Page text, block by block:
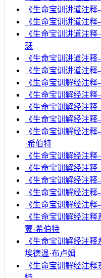
《生命宝训讲道注
《生命宝训讲道注
《生命宝训讲道注
瑟
《生命宝训讲道注
《生命宝训讲道注
《生命宝训解经注
《生命宝训解经注
《生命宝训解经注
《生命宝训解经注
《生命宝训解经注
·希伯特
《生命宝训解经注
《生命宝训解经注
《生命宝训解经注
《生命宝训解经注
《生命宝训解经注
《生命宝训解经注
蒙·希伯特
《生命宝训解经注
埃德温·布卢姆
《生命宝训解经注